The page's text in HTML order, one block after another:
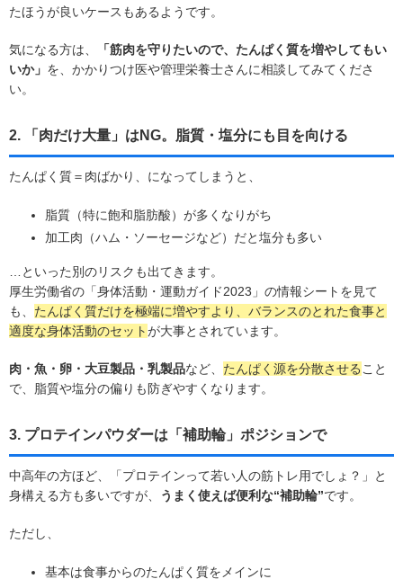
たほうが良いケースもあるようです。
気になる方は、
「筋肉を守りたいので、たんぱく質を増やしてもい
いか」 を、かかりつけ医や管理栄養士さんに相談してみてくださ
い。
2. 「肉だけ大量」はNG。脂質・塩分にも目を向ける
たんぱく質＝肉ばかり、になってしまうと、
脂質（特に飽和脂肪酸）が多くなりがち
加工肉（ハム・ソーセージなど）だと塩分も多い
…といった別のリスクも出てきます。
厚生労働省の「身体活動・運動ガイド2023」の情報シートを見て
も、 たんぱく質だけを極端に増やすより、バランスのとれた食事と
適度な身体活動のセットが大事とされています。
肉・魚・卵・大豆製品・乳製品など、 たんぱく源を分散させる こと
で、脂質や塩分の偏りも防ぎやすくなります。
3. プロテインパウダーは「補助輪」ポジションで
中高年の方ほど、「プロテインって若い人の筋トレ用でしょ？」と
身構える方も多いですが、
うまく使えば便利な“補助輪”です。
ただし、
基本は食事からのたんぱく質をメインに